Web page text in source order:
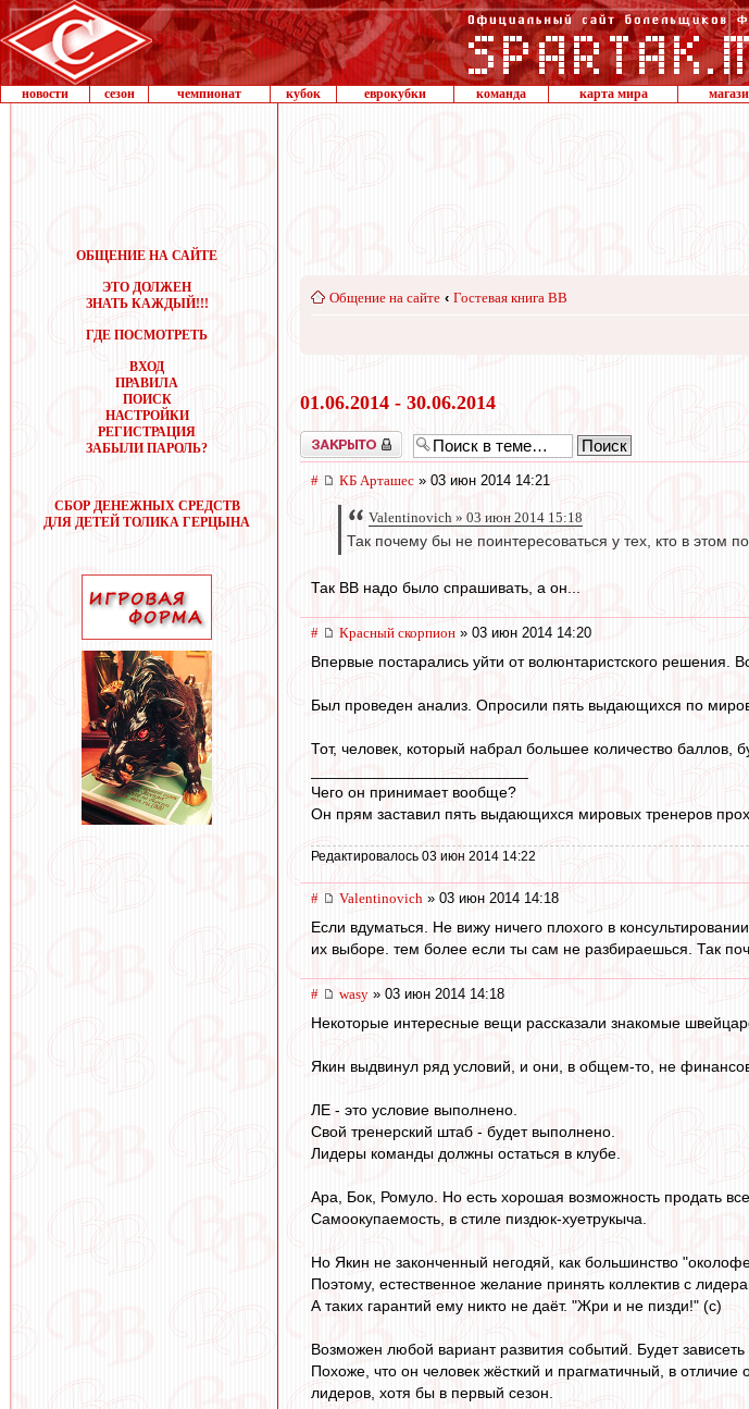
новости сезон чемпионат кубок еврокубки команда карта мира
ОБЩЕНИЕ НА САЙТЕ
ЭТО ДОЛЖЕН
ЗНАТЬ КАЖДЫЙ!!!
ГДЕ ПОСМОТРЕТЬ
ВХОД
ПРАВИЛА
ПОИСК
НАСТРОЙКИ
РЕГИСТРАЦИЯ
ЗАБЫЛИ ПАРОЛЬ?
СБОР ДЕНЕЖНЫХ СРЕДСТВ
ДЛЯ ДЕТЕЙ ТОЛИКА ГЕРЦЫНА
Общение на сайте ‹ Гостевая книга ВВ
01.06.2014 - 30.06.2014
Закрыто
# КБ Арташес » 03 июн 2014 14:21
Valentinovich » 03 июн 2014 15:18
Так почему бы не поинтересоваться у тех, кто в этом
Так ВВ надо было спрашивать, а он...
# Красный скорпион » 03 июн 2014 14:20
Впервые постарались уйти от волюнтаристского решения.
Был проведен анализ. Опросили пять выдающихся по
Тот, человек, который набрал большее количество баллов,
Чего он принимает вообще?
Он прям заставил пять выдающихся мировых тренеров
Редактировалось 03 июн 2014 14:22
# Valentinovich » 03 июн 2014 14:18
Если вдуматься. Не вижу ничего плохого в
их выборе. тем более если ты сам не разбираешься. Так
# wasy » 03 июн 2014 14:18
Некоторые интересные вещи рассказали знакомые
Якин выдвинул ряд условий, и они, в общем-то, не
ЛЕ - это условие выполнено.
Свой тренерский штаб - будет выполнено.
Лидеры команды должны остаться в клубе.
Ара, Бок, Ромуло. Но есть хорошая возможность продать
Самоокупаемость, в стиле пиздюк-хуетрукыча.
Но Якин не законченный негодяй, как большинство
Поэтому, естественное желание принять коллектив с
А таких гарантий ему никто не даёт. "Жри и не пизди!" (с)
Возможен любой вариант развития событий. Будет
Похоже, что он человек жёсткий и прагматичный, в
лидеров, хотя бы в первый сезон.